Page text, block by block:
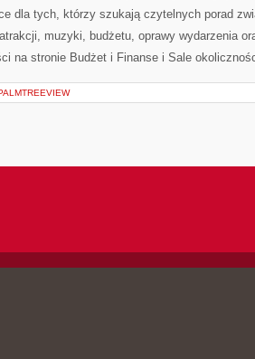
dla tych, którzy szukają czytelnych porad
muzyki, budżetu, oprawy wydarzenia
na stronie Budżet i Finanse i Sale